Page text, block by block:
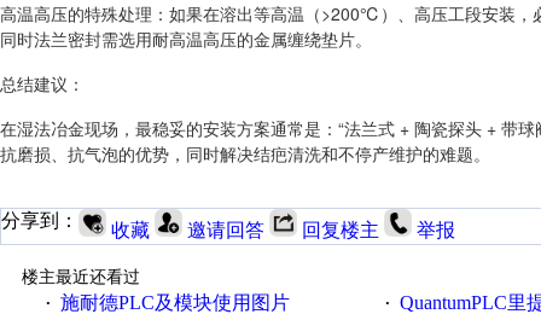
高温高压的特殊处理：如果在溶出等高温（>200℃）、高压工段安装
同时法兰密封需选用耐高温高压的金属缠绕垫片。
总结建议：
在湿法冶金现场，最稳妥的安装方案通常是：“法兰式 + 陶瓷探头 + 带
抗磨损、抗气泡的优势，同时解决结疤清洗和不停产维护的难题。
分享到： 收藏 邀请回答 回复楼主 举报
楼主最近还看过
· 施耐德PLC及模块使用图片 · QuantumPLC里提到的